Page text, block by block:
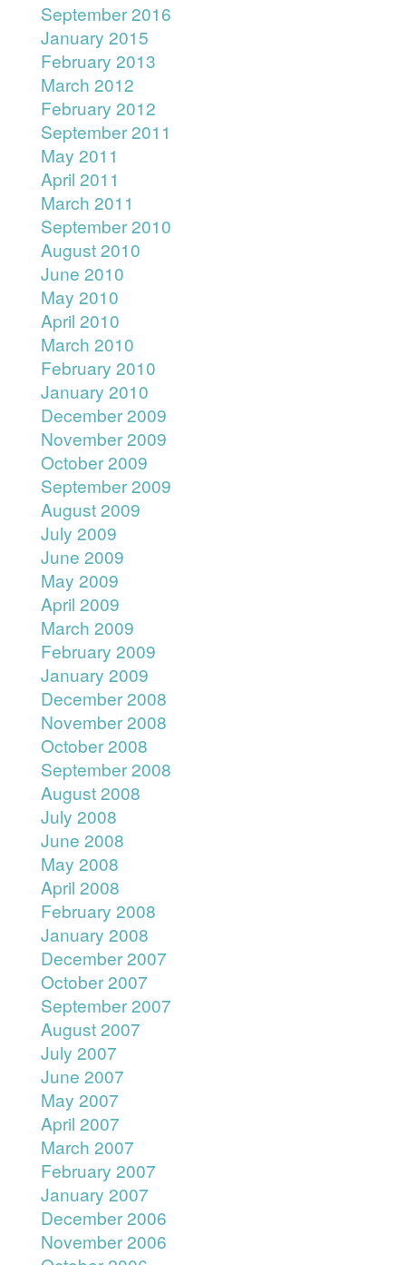
September 2016
January 2015
February 2013
March 2012
February 2012
September 2011
May 2011
April 2011
March 2011
September 2010
August 2010
June 2010
May 2010
April 2010
March 2010
February 2010
January 2010
December 2009
November 2009
October 2009
September 2009
August 2009
July 2009
June 2009
May 2009
April 2009
March 2009
February 2009
January 2009
December 2008
November 2008
October 2008
September 2008
August 2008
July 2008
June 2008
May 2008
April 2008
February 2008
January 2008
December 2007
October 2007
September 2007
August 2007
July 2007
June 2007
May 2007
April 2007
March 2007
February 2007
January 2007
December 2006
November 2006